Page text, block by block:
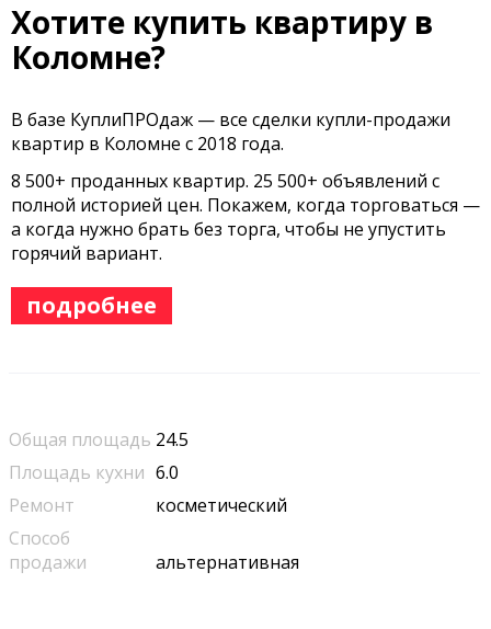
Хотите купить квартиру в
Коломне?
В базе КуплиПРОдаж — все сделки купли-продажи
квартир в Коломне с 2018 года.
8 500+ проданных квартир. 25 500+ объявлений с
полной историей цен. Покажем, когда торговаться —
а когда нужно брать без торга, чтобы не упустить
горячий вариант.
подробнее
Общая площадь 24.5
Площадь кухни 6.0
Ремонт
косметический
Способ
продажи
альтернативная